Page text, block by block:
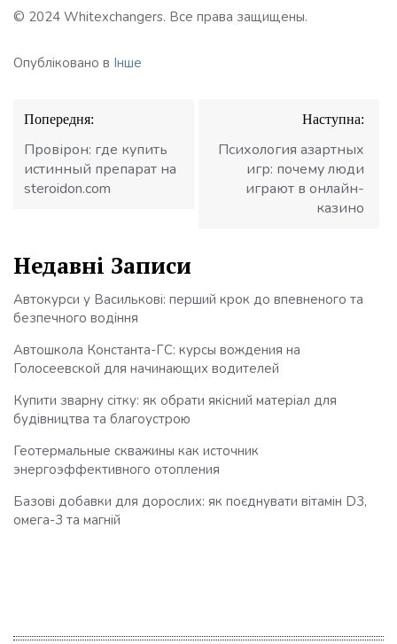
© 2024 Whitexchangers. Все права защищены.
Опубліковано в Інше
Навігація
записів
Попередня:
Провірон: где купить
истинный препарат на
steroidon.com
Наступна:
Психология азартных
игр: почему люди
играют в онлайн-
казино
Недавні Записи
Автокурси у Василькові: перший крок до впевненого та
безпечного водіння
Автошкола Константа-ГС: курсы вождения на
Голосеевской для начинающих водителей
Купити зварну сітку: як обрати якісний матеріал для
будівництва та благоустрою
Геотермальные скважины как источник
энергоэффективного отопления
Базові добавки для дорослих: як поєднувати вітамін D3,
омега-3 та магній